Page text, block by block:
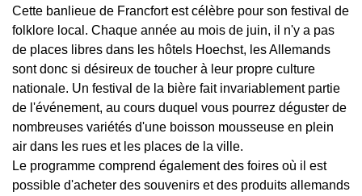
Cette banlieue de Francfort est célèbre pour son festival de
folklore local. Chaque année au mois de juin, il n'y a pas
de places libres dans les hôtels Hoechst, les Allemands
sont donc si désireux de toucher à leur propre culture
nationale. Un festival de la bière fait invariablement partie
de l'événement, au cours duquel vous pourrez déguster de
nombreuses variétés d'une boisson mousseuse en plein
air dans les rues et les places de la ville.
Le programme comprend également des foires où il est
possible d'acheter des souvenirs et des produits allemands